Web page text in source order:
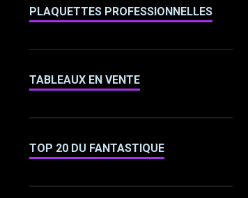
PLAQUETTES PROFESSIONNELLES
TABLEAUX EN VENTE
TOP 20 DU FANTASTIQUE